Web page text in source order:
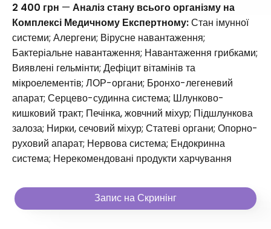
2 400 грн — Аналіз стану всього організму на
Комплексі Медичному Експертному:Стан імунної
системи; Алергени; Вірусне навантаження;
Бактеріальне навантаження; Навантаження грибками;
Виявлені гельмінти; Дефіцит вітамінів та
мікроелементів; ЛОР-органи; Бронхо-легеневий
апарат; Серцево-судинна система; Шлунково-
кишковий тракт; Печінка, жовчний міхур; Підшлункова
залоза; Нирки, сечовий міхур; Статеві органи; Опорно-
руховий апарат; Нервова система; Ендокринна
система; Нерекомендовані продукти харчування
Запис на Скринінг